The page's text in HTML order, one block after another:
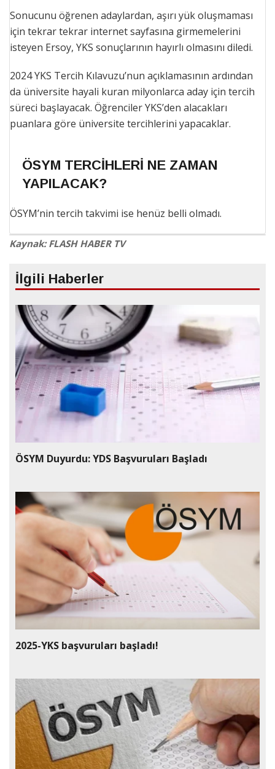
Sonucunu öğrenen adaylardan, aşırı yük oluşmaması
için tekrar tekrar internet sayfasına girmemelerini
isteyen Ersoy, YKS sonuçlarının hayırlı olmasını diledi.
2024 YKS Tercih Kılavuzu’nun açıklamasının ardından
da üniversite hayali kuran milyonlarca aday için tercih
süreci başlayacak. Öğrenciler YKS’den alacakları
puanlara göre üniversite tercihlerini yapacaklar.
ÖSYM TERCİHLERİ NE ZAMAN
YAPILACAK?
ÖSYM’nin tercih takvimi ise henüz belli olmadı.
Kaynak: FLASH HABER TV
İlgili Haberler
ÖSYM Duyurdu: YDS Başvuruları Başladı
2025-YKS başvuruları başladı!